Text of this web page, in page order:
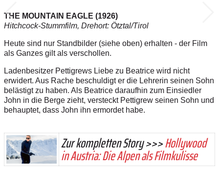
THE MOUNTAIN EAGLE (1926)
Hitchcock-Stummfilm, Drehort: Ötztal/Tirol
Heute sind nur Standbilder (siehe oben) erhalten - der Film
als Ganzes gilt als verschollen.
Ladenbesitzer Pettigrews Liebe zu Beatrice wird nicht
erwidert. Aus Rache beschuldigt er die Lehrerin seinen Sohn
belästigt zu haben. Als Beatrice daraufhin zum Einsiedler
John in die Berge zieht, versteckt Pettigrew seinen Sohn und
behauptet, dass John ihn ermordet habe.
Zur kompletten Story >>>Hollywood
in Austria: Die Alpen als Filmkulisse